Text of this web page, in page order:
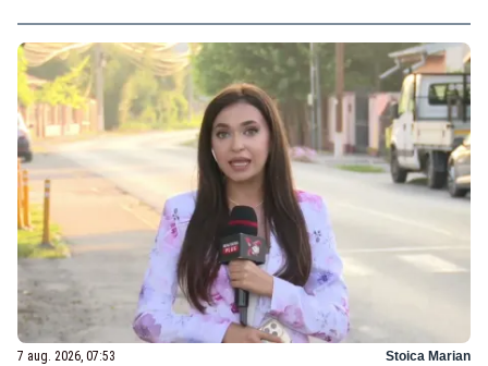
7 aug. 2026, 07:53 Stoica Marian